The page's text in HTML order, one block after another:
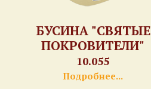
БУСИНА "СВЯТЫЕ
ПОКРОВИТЕЛИ"
10.055
Подробнее...